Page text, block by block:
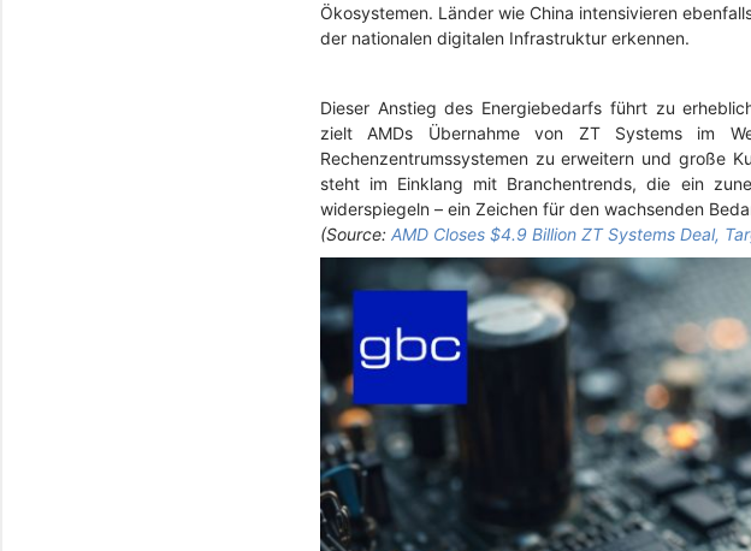
Ökosystemen. Länder wie China intensivieren
der nationalen digitalen Infrastruktur erkennen.
Dieser Anstieg des Energiebedarfs führt zu
zielt AMDs Übernahme von ZT Systems im
Rechenzentrumssystemen zu erweitern und große
steht im Einklang mit Branchentrends, die ein
widerspiegeln – ein Zeichen für den wachsenden
(Source: AMD Closes $4.9 Billion ZT Systems Deal,